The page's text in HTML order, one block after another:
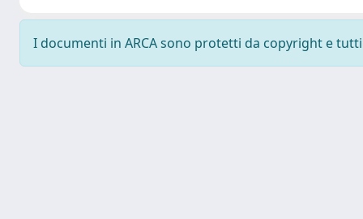
I documenti in ARCA sono protetti da copyright e